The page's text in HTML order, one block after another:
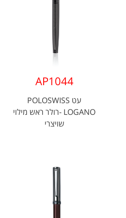
AP1044
עט POLOSWISS
LOGANO -רולר ראש מילוי
שויצרי